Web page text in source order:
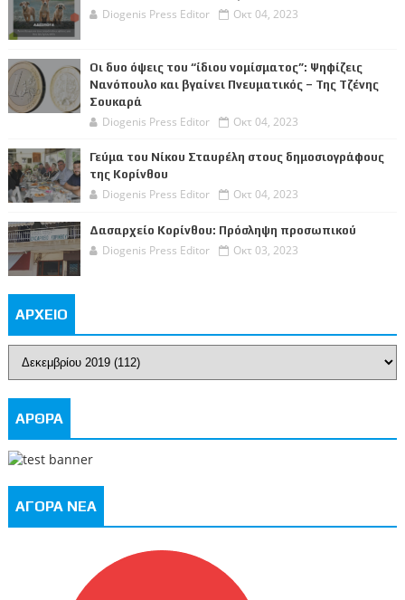
Diogenis Press Editor Οκτ 04, 2023
Οι δυο όψεις του “ίδιου νομίσματος”: Ψηφίζεις
Νανόπουλο και βγαίνει Πνευματικός – Της Τζένης
Σουκαρά
Diogenis Press Editor Οκτ 04, 2023
Γεύμα του Νίκου Σταυρέλη στους δημοσιογράφους
της Κορίνθου
Diogenis Press Editor Οκτ 04, 2023
Δασαρχείο Κορίνθου: Πρόσληψη προσωπικού
Diogenis Press Editor Οκτ 03, 2023
ΑΡΧΕΙΟ
ΑΡΘΡΑ
ΑΓΟΡΑ ΝΕΑ